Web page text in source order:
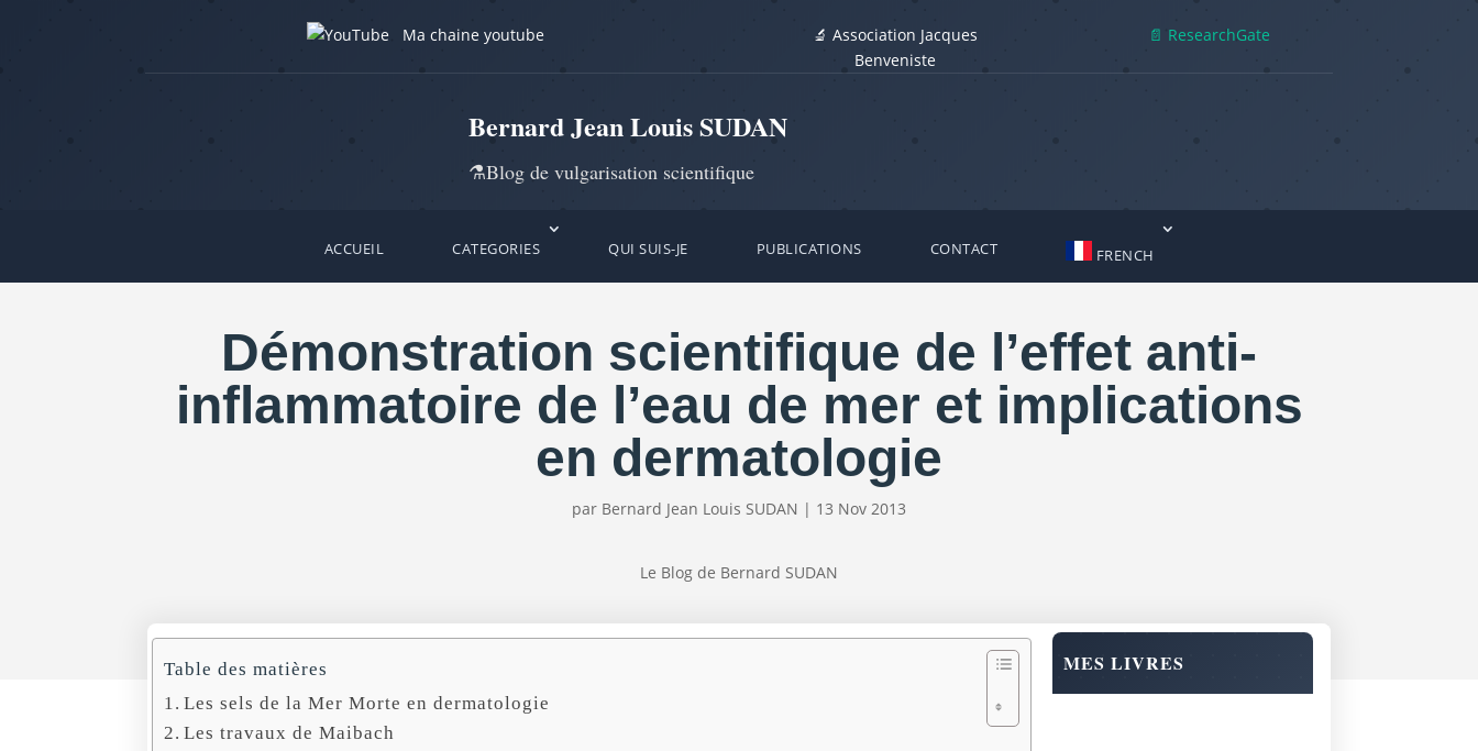
Ma chaine youtube
🔬 Association Jacques
Benveniste
📄 ResearchGate
Bernard Jean Louis SUDAN
⚗️Blog de vulgarisation scientifique
ACCUEIL CATEGORIES QUI SUIS-JE PUBLICATIONS CONTACT FRENCH
Démonstration scientifique de l’effet anti-
inflammatoire de l’eau de mer et implications
en dermatologie
par Bernard Jean Louis SUDAN | 13 Nov 2013
Le Blog de Bernard SUDAN
Table des matières
Les sels de la Mer Morte en dermatologie
Les travaux de Maibach
MES LIVRES